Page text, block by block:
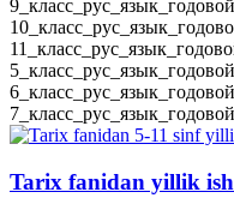
Tarix fanidan yillik